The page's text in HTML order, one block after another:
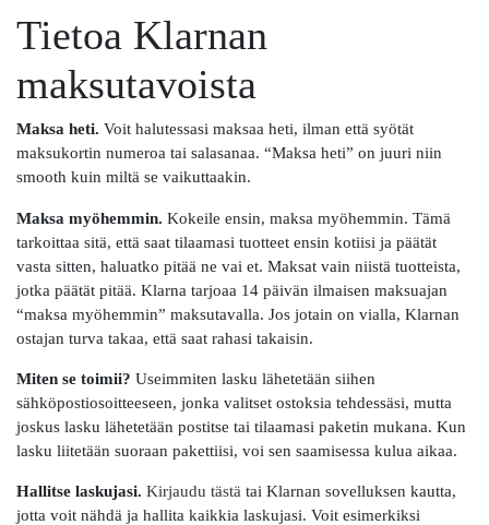
Tietoa Klarnan
maksutavoista
Maksa heti. Voit halutessasi maksaa heti, ilman että syötät
maksukortin numeroa tai salasanaa. “Maksa heti” on juuri niin
smooth kuin miltä se vaikuttaakin.
Maksa myöhemmin. Kokeile ensin, maksa myöhemmin. Tämä
tarkoittaa sitä, että saat tilaamasi tuotteet ensin kotiisi ja päätät
vasta sitten, haluatko pitää ne vai et. Maksat vain niistä tuotteista,
jotka päätät pitää. Klarna tarjoaa 14 päivän ilmaisen maksuajan
“maksa myöhemmin” maksutavalla. Jos jotain on vialla, Klarnan
ostajan turva takaa, että saat rahasi takaisin.
Miten se toimii? Useimmiten lasku lähetetään siihen
sähköpostiosoitteeseen, jonka valitset ostoksia tehdessäsi, mutta
joskus lasku lähetetään postitse tai tilaamasi paketin mukana. Kun
lasku liitetään suoraan pakettiisi, voi sen saamisessa kulua aikaa.
Hallitse laskujasi. Kirjaudu tästä tai Klarnan sovelluksen kautta,
jotta voit nähdä ja hallita kaikkia laskujasi. Voit esimerkiksi